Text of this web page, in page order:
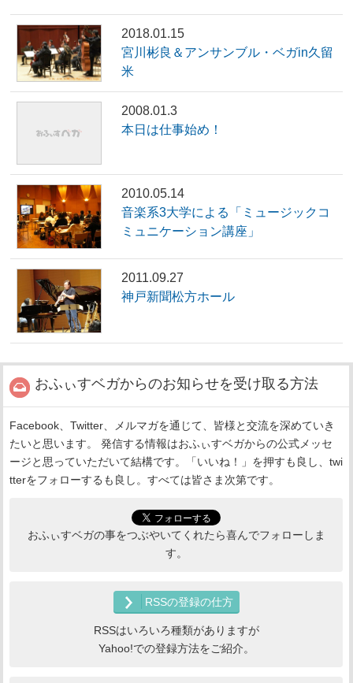
2018.01.15
宮川彬良＆アンサンブル・ベガin久留
米
2008.01.3
本日は仕事始め！
2010.05.14
音楽系3大学による「ミュージックコ
ミュニケーション講座」
2011.09.27
神戸新聞松方ホール
おふぃすベガからのお知らせを受け取る方法
Facebook、Twitter、メルマガを通じて、皆様と交流を深めていき
たいと思います。 発信する情報はおふぃすベガからの公式メッセ
ージと思っていただいて結構です。「いいね！」を押すも良し、twi
tterをフォローするも良し。すべては皆さま次第です。
おふぃすベガの事をつぶやいてくれたら喜んでフォローしま
す。
RSSの登録の仕方
RSSはいろいろ種類がありますが
Yahoo!での登録方法をご紹介。